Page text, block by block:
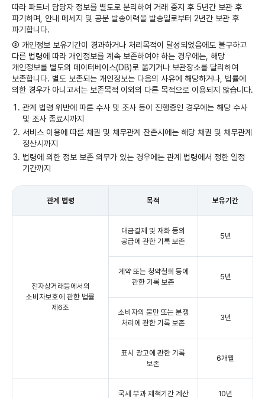
따라 파트너 담당자 정보를 별도로 분리하여 거래 중지 후 5년간 보관 후
파기하며, 안내 메세지 및 공문 발송이력을 발송일로부터 2년간 보관 후
파기합니다.
② 개인정보 보유기간이 경과하거나 처리목적이 달성되었음에도 불구하고
다른 법령에 따라 개인정보를 계속 보존하여야 하는 경우에는, 해당
개인정보를 별도의 데이터베이스(DB)로 옮기거나 보관장소를 달리하여
보존합니다. 별도 보존되는 개인정보는 다음의 사유에 해당하거나, 법률에
의한 경우가 아니고서는 보존목적 이외의 다른 목적으로 이용되지 않습니다.
관계 법령 위반에 따른 수사 및 조사 등이 진행중인 경우에는 해당 수사
및 조사 종료시까지
서비스 이용에 따른 채권 및 채무관계 잔존시에는 해당 채권 및 채무관계
정산시까지
법령에 의한 정보 보존 의무가 있는 경우에는 관계 법령에서 정한 일정
기간까지
관계 법령 목적 보유기간
전자상거래등에서의
소비자보호에 관한 법률
제6조
대금결제 및 재화 등의
공급에 관한 기록 보존
5년
계약 또는 청약철회 등에
관한 기록 보존
5년
소비자의 불만 또는 분쟁
처리에 관한 기록 보존
3년
표시 광고에 관한 기록
보존
6개월
국세 부과 제척기간 계산 10년